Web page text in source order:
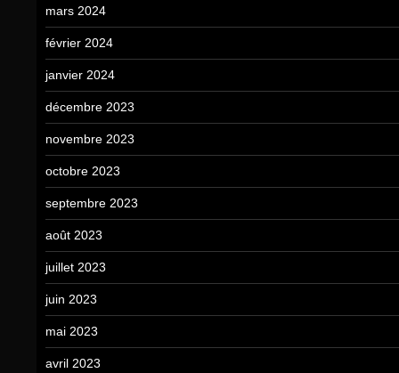
mars 2024
février 2024
janvier 2024
décembre 2023
novembre 2023
octobre 2023
septembre 2023
août 2023
juillet 2023
juin 2023
mai 2023
avril 2023